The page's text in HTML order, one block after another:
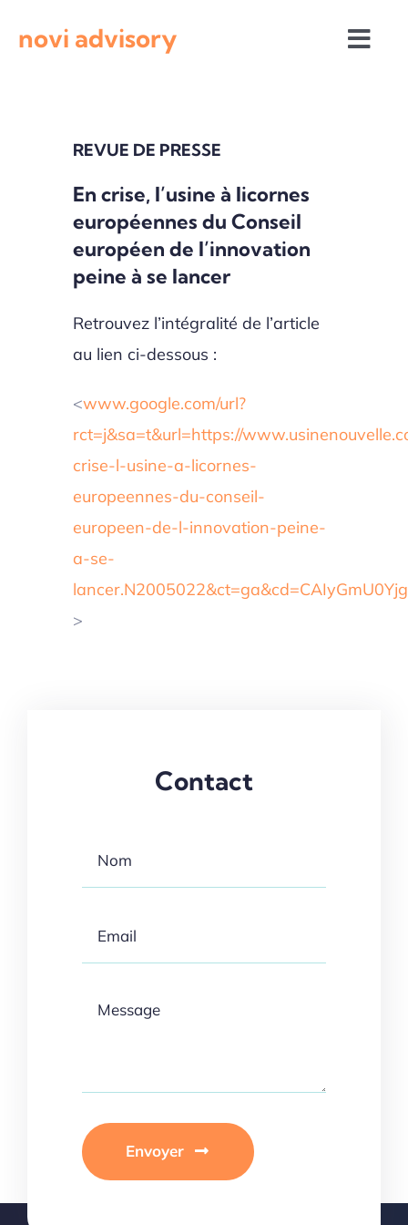
novi advisory
Actualités institutionnelles
Appels à projets
REVUE DE PRESSE
En crise, l’usine à licornes
européennes du Conseil
européen de l’innovation
peine à se lancer
Retrouvez l’intégralité de l’article
au lien ci-dessous :
<www.google.com/url?
rct=j&sa=t&url=https://
crise-l-usine-a-licornes-
europeennes-du-conseil-
europeen-de-l-innovation-peine-
a-se-
>
Contact
Envoyer